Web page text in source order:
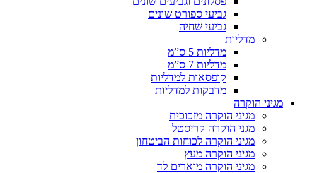
גביעי ספורט שונים
גביעי שחיה
מדליות
מדליות 5 ס”מ
מדליות 7 ס”מ
קופסאות למדליות
מדבקות למדליות
מגיני הוקרה
מגיני הוקרה מזכוכית
מגני הוקרה קריסטל
מגיני הוקרה לכוחות הביטחון
מגיני הוקרה מעץ
מגיני הוקרה מוארים לד